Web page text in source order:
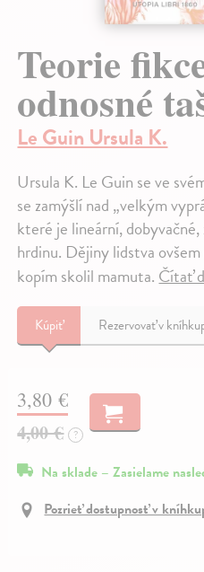
Teorie
odnosné
Le Guin Ursula K.
Ursula K. Le Guin se ve
se zamýšlí nad „velkým
které je lineární,
hrdinu. Dějiny lidstva
kopím skolil mamuta. Čítať
Kúpiť Rezervovať v
3,80 €
4,00 € ?
Na sklade – Zasielame
Pozrieť dostupnosť v